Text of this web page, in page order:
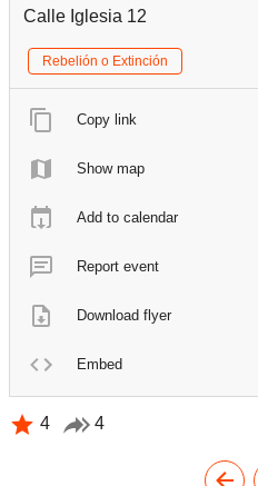
Calle Iglesia 12
Rebelión o Extinción
Copy link
Show map
Add to calendar
Report event
Download flyer
Embed
4 4